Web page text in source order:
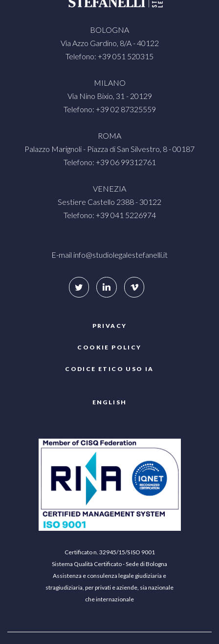
BOLOGNA
Via Azzo Gardino, 8/A - 40122
Telefono: +39 051 520315
MILANO
Via Nino Bixio, 31 - 20129
Telefono: +39 02 87325559
ROMA
Palazzo Marignoli - Piazza di San Silvestro, 8 - 00187
Telefono: +39 06 99312761
VENEZIA
Sestiere Castello 2388 - 30122
Telefono: +39 041 5226974
E-mail info@studiolegalestefanelli.it
PRIVACY
COOKIE POLICY
CODICE ETICO USO IA
ENGLISH
Certificato n. 32945/15/S ISO 9001
Sistema Qualità Certificato - Sede di Bologna
Assistenza e consulenza legale giudiziaria e
stragiudiziaria, per privati e aziende, sia nazionale
che internazionale